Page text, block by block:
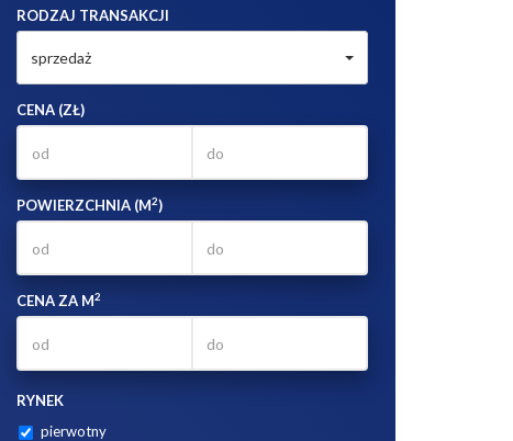
RODZAJ TRANSAKCJI
sprzedaż
CENA (ZŁ)
POWIERZCHNIA (M2)
CENA ZA M2
RYNEK
pierwotny